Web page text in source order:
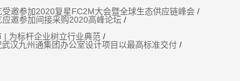
受邀参加2020复星FC2M大会暨全球生态供应链峰会 /
应邀参加间接采购2020高峰论坛 /
| 为标杆企业树立行业典范 /
汉九州通集团办公室设计项目以最高标准交付 /